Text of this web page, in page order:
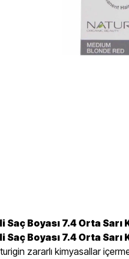
Boyası 7.4 Orta Sarı
Boyası 7.4 Orta Sarı
zararlı kimyasallar